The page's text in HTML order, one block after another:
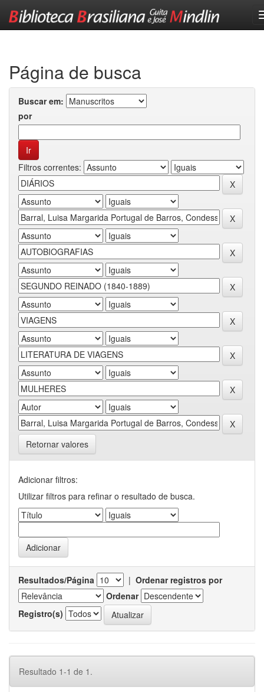
Página de busca
Buscar em:
por
Filtros correntes:
Retornar valores
Adicionar filtros:
Utilizar filtros para refinar o resultado de busca.
Resultados/Página | Ordenar registros por
Ordenar
Registro(s)
Resultado 1-1 de 1.